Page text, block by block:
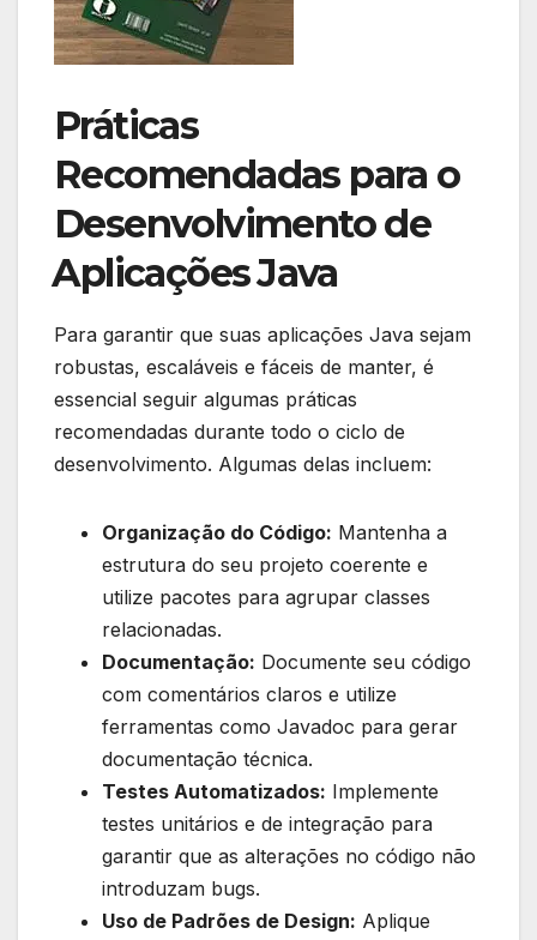
Práticas
Recomendadas para o
Desenvolvimento‍ de
⁢Aplicações⁣ Java
Para garantir ⁢que suas aplicações Java sejam
robustas, escaláveis e ‍fáceis de manter, é
essencial‌ seguir algumas práticas⁢
recomendadas durante ⁤todo o​ ciclo de
desenvolvimento.‍ Algumas delas incluem:
Organização do Código: Mantenha ⁢a
estrutura do seu projeto​ coerente‍ e
utilize pacotes ⁤para agrupar classes
relacionadas.
Documentação: Documente seu código
‍com comentários claros‍ e utilize​
ferramentas como Javadoc ​para gerar
documentação técnica.
Testes Automatizados: Implemente
testes unitários e de ⁣integração para
garantir ⁣que as alterações no código não
introduzam bugs.
Uso de ⁤Padrões de Design: Aplique